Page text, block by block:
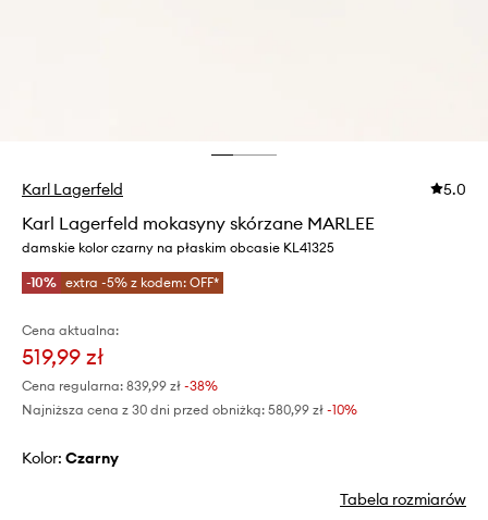
Karl Lagerfeld 5.0
Karl Lagerfeld mokasyny skórzane MARLEE
damskie kolor czarny na płaskim obcasie KL41325
-10% extra -5% z kodem: OFF*
Cena aktualna:
519,99 zł
Cena regularna: 839,99 zł -38%
Najniższa cena z 30 dni przed obniżką: 580,99 zł -10%
Kolor: czarny
Tabela rozmiarów